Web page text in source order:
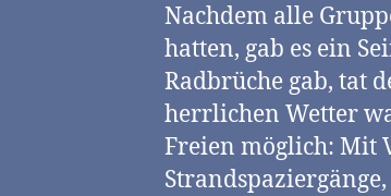
Nachdem alle
hatten, gab es ein
Radbrüche gab, tat
herrlichen Wetter
Freien möglich: Mit